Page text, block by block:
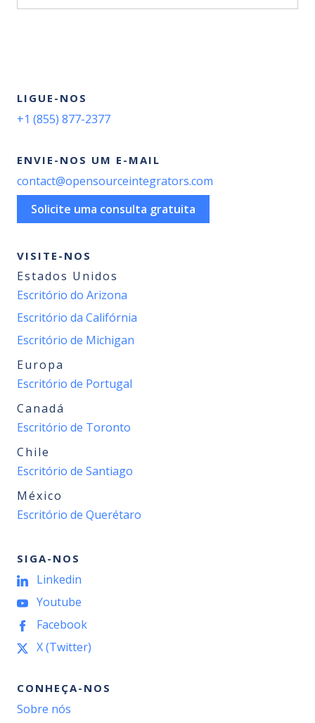
LIGUE-NOS
+1 (855) 877-2377
ENVIE-NOS UM E-MAIL
contact@opensourceintegrators.com
Solicite uma consulta gratuita
VISITE-NOS
Estados Unidos
Escritório do Arizona
Escritório da Califórnia
Escritório de Michigan
Europa
Escritório de Portugal
Canadá
Escritório de Toronto
Chile
Escritório de Santiago
México
Escritório de Querétaro
SIGA-NOS
Linkedin
Youtube
Facebook
X (Twitter)
CONHEÇA-NOS
Sobre nós